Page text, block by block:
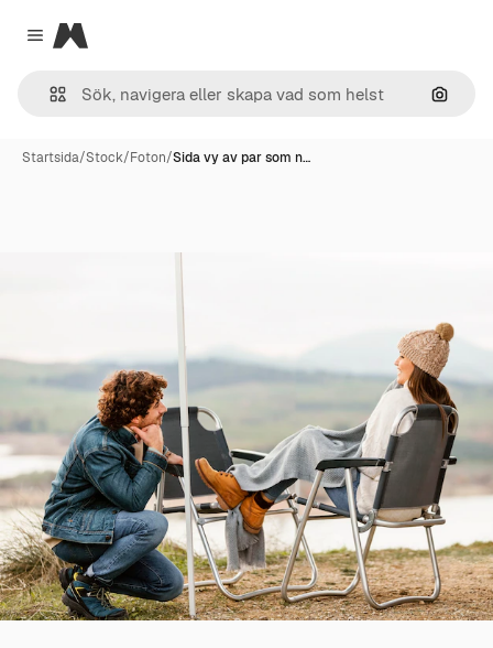
Close menu
Magnific
Sök
Startsida/Stock/Foton/Sida vy av par som n…